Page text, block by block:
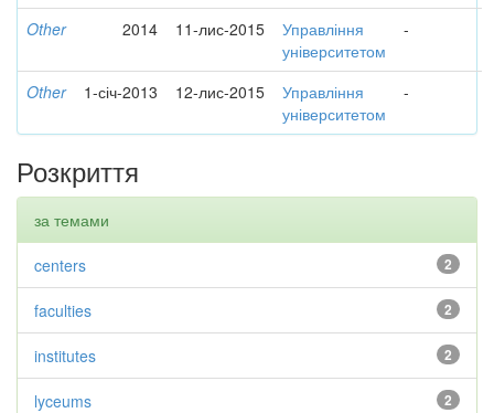
Other 2014 11-лис-2015
Управління
університетом
-
Other 1-січ-2013 12-лис-2015
Управління
університетом
-
Розкриття
за темами
2
centers
2
faculties
2
institutes
2
lyceums